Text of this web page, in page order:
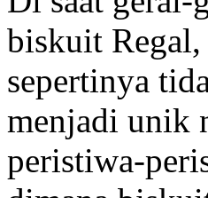
biskuit
sepertinya
menjadi unik
peristiwa-